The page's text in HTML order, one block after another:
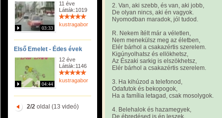
03:33
11 éve
Látták:1019
kustragabor
Első Emelet - Édes évek
04:44
12 éve
Látták:1146
kustragabor
2/2oldal (13 videó)
2. Van, aki szebb, és van, aki jobb,
De olyan nincs, aki én vagyok.
Nyomodban maradok, jól tudod.
R. Nekem ítélt már a véletlen,
Nem menekülsz meg az életben,
Elér bárhol a csakazértis szerelem.
Kigúnyolhatsz és ellökhetsz,
Az Északi sarkig is elszökhetsz,
Elér bárhol a csakazértis szerelem.
3. Ha kihúzod a telefonod,
Odafutok és bekopogok,
Ha a família letagad, csak mosolygok.
4. Belehalok és hazamegyek,
De ébredésed is én leszek,